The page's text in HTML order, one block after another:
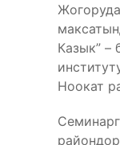
Казык” –
Ноокат